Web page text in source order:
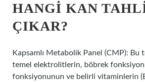
HANGI KAN
ÇIKAR?
Kapsamlı Metabolik Panel (CMP): Bu
temel elektrolitlerin, böbrek
fonksiyonunun ve belirli vitaminlerin